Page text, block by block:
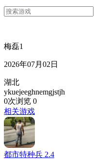
梅磊1
2026年07月02日
湖北
ykuejeeghnemgjstjh
0次浏览 0
相关游戏
都市特种兵 2.4